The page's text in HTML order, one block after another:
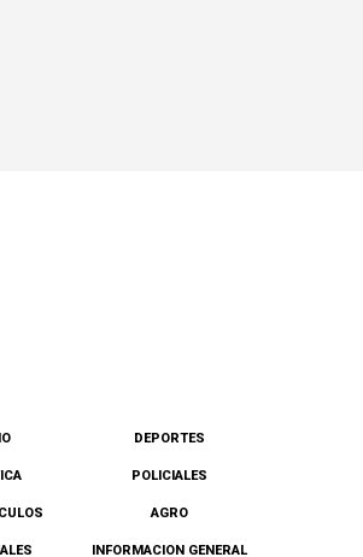
DEPORTES
POLICIALES
AGRO
INFORMACION GENERAL